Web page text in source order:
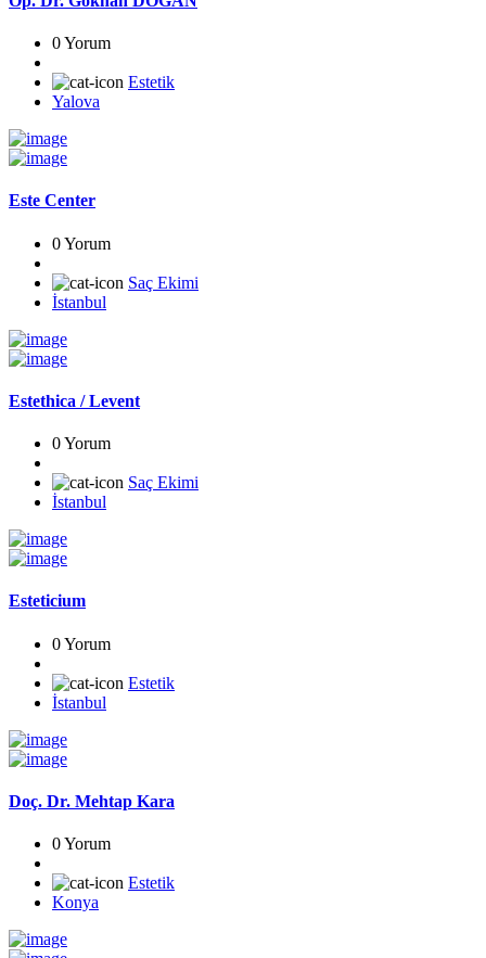
0 Yorum
Estetik
Yalova
Este Center
0 Yorum
Saç Ekimi
İstanbul
Estethica / Levent
0 Yorum
Saç Ekimi
İstanbul
Esteticium
0 Yorum
Estetik
İstanbul
Doç. Dr. Mehtap Kara
0 Yorum
Estetik
Konya